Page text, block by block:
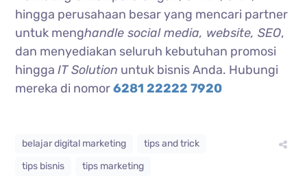
hingga perusahaan besar yang mencari partner
untuk menghandle social media, website, SEO,
dan menyediakan seluruh kebutuhan promosi
hinggaIT Solution untuk bisnis Anda. Hubungi
mereka di nomor 6281 22222 7920
belajar digital marketing
tips and trick
tips bisnis
tips marketing